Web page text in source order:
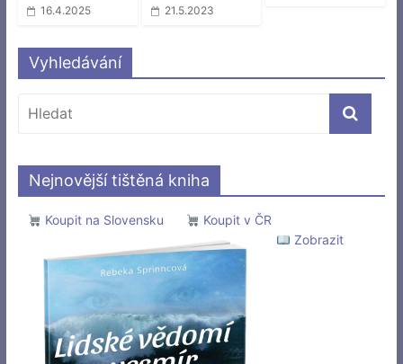
16.4.2025 21.5.2023
Vyhledávání
Nejnovější tištěná kniha
Koupit na Slovensku
Koupit v ČR
Zobrazit